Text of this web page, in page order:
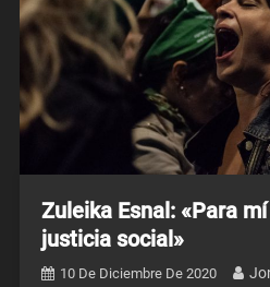
Zuleika Esnal: «Para
justicia social»
10 De Diciembre De 2020